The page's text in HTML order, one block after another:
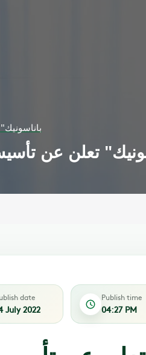
تعلن عن
date
July 2022
Publish time
04:27 PM